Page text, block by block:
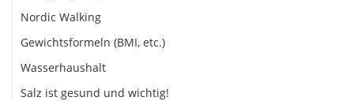
Nordic Walking
Gewichtsformeln (BMI, etc.)
Wasserhaushalt
Salz ist gesund und wichtig!